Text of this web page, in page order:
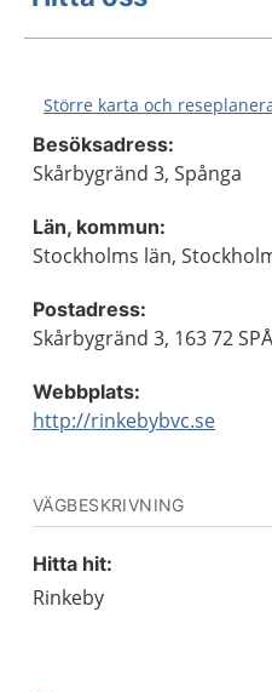
Större karta och
Besöksadress:
Skårbygränd 3, Spånga
Län, kommun:
Stockholms län,
Postadress:
Skårbygränd 3, 163 72
Webbplats:
http://rinkebybvc.se
VÄGBESKRIVNING
Hitta hit:
Rinkeby